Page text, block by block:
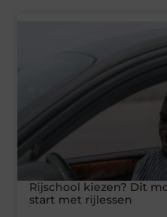
Rijschool kiezen? Dit
start met rijlessen